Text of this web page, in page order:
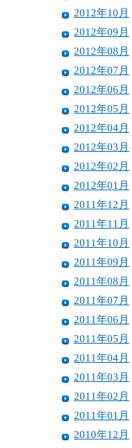
2012年10月
2012年09月
2012年08月
2012年07月
2012年06月
2012年05月
2012年04月
2012年03月
2012年02月
2012年01月
2011年12月
2011年11月
2011年10月
2011年09月
2011年08月
2011年07月
2011年06月
2011年05月
2011年04月
2011年03月
2011年02月
2011年01月
2010年12月